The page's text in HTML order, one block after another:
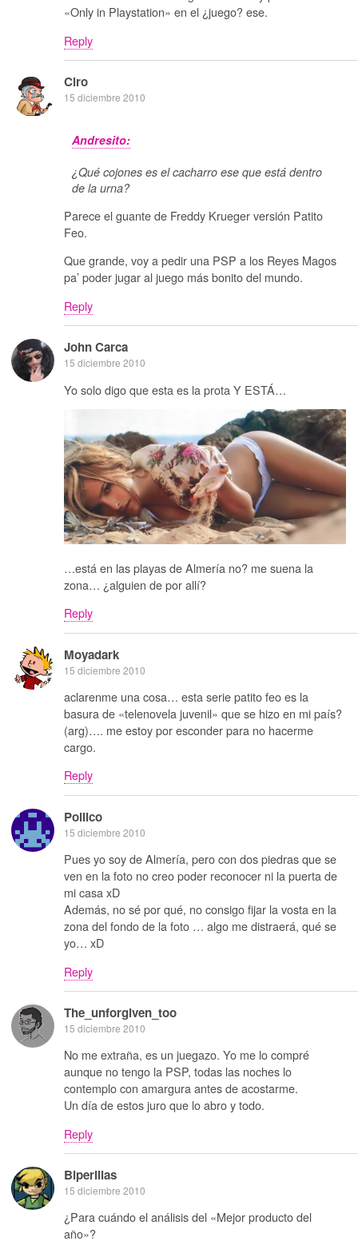
«Only in Playstation» en el ¿juego? ese.
Reply
Ciro
15 diciembre 2010
Andresito:
¿Qué cojones es el cacharro ese que está dentro
de la urna?
Parece el guante de Freddy Krueger versión Patito
Feo.
Que grande, voy a pedir una PSP a los Reyes Magos
pa’ poder jugar al juego más bonito del mundo.
Reply
John Carca
15 diciembre 2010
Yo solo digo que esta es la prota Y ESTÁ…
…está en las playas de Almería no? me suena la
zona… ¿alguien de por allí?
Reply
Moyadark
15 diciembre 2010
aclarenme una cosa… esta serie patito feo es la
basura de «telenovela juvenil» que se hizo en mi país?
(arg)…. me estoy por esconder para no hacerme
cargo.
Reply
Pollico
15 diciembre 2010
Pues yo soy de Almería, pero con dos piedras que se
ven en la foto no creo poder reconocer ni la puerta de
mi casa xD
Además, no sé por qué, no consigo fijar la vosta en la
zona del fondo de la foto … algo me distraerá, qué se
yo… xD
Reply
The_unforgiven_too
15 diciembre 2010
No me extraña, es un juegazo. Yo me lo compré
aunque no tengo la PSP, todas las noches lo
contemplo con amargura antes de acostarme.
Un día de estos juro que lo abro y todo.
Reply
Biperillas
15 diciembre 2010
¿Para cuándo el análisis del «Mejor producto del
año»?